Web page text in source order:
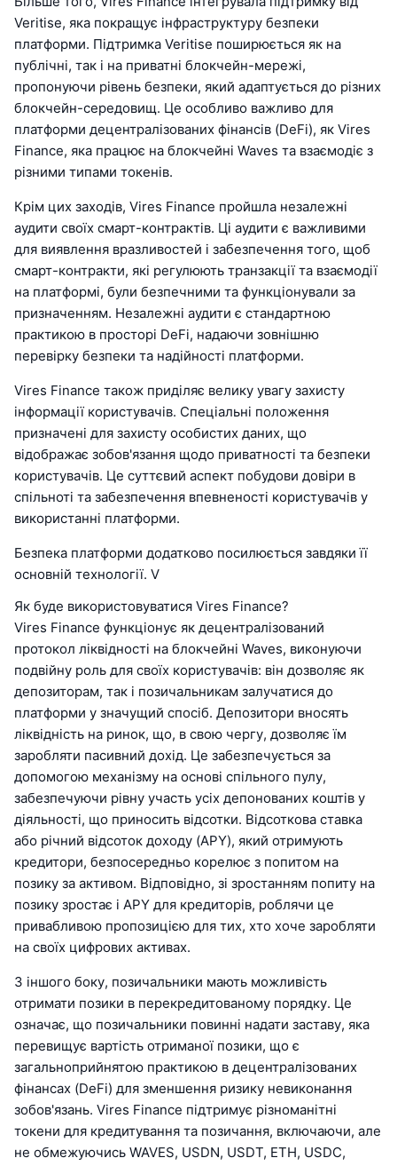
Veritise, яка покращує інфраструктуру безпеки
платформи. Підтримка Veritise поширюється як на
публічні, так і на приватні блокчейн-мережі,
пропонуючи рівень безпеки, який адаптується до різних
блокчейн-середовищ. Це особливо важливо для
платформи децентралізованих фінансів (DeFi), як Vires
Finance, яка працює на блокчейні Waves та взаємодіє з
різними типами токенів.
Крім цих заходів, Vires Finance пройшла незалежні
аудити своїх смарт-контрактів. Ці аудити є важливими
для виявлення вразливостей і забезпечення того, щоб
смарт-контракти, які регулюють транзакції та взаємодії
на платформі, були безпечними та функціонували за
призначенням. Незалежні аудити є стандартною
практикою в просторі DeFi, надаючи зовнішню
перевірку безпеки та надійності платформи.
Vires Finance також приділяє велику увагу захисту
інформації користувачів. Спеціальні положення
призначені для захисту особистих даних, що
відображає зобов'язання щодо приватності та безпеки
користувачів. Це суттєвий аспект побудови довіри в
спільноті та забезпечення впевненості користувачів у
використанні платформи.
Безпека платформи додатково посилюється завдяки її
основній технології. V
Як буде використовуватися Vires Finance?
Vires Finance функціонує як децентралізований
протокол ліквідності на блокчейні Waves, виконуючи
подвійну роль для своїх користувачів: він дозволяє як
депозиторам, так і позичальникам залучатися до
платформи у значущий спосіб. Депозитори вносять
ліквідність на ринок, що, в свою чергу, дозволяє їм
заробляти пасивний дохід. Це забезпечується за
допомогою механізму на основі спільного пулу,
забезпечуючи рівну участь усіх депонованих коштів у
діяльності, що приносить відсотки. Відсоткова ставка
або річний відсоток доходу (APY), який отримують
кредитори, безпосередньо корелює з попитом на
позику за активом. Відповідно, зі зростанням попиту на
позику зростає і APY для кредиторів, роблячи це
привабливою пропозицією для тих, хто хоче заробляти
на своїх цифрових активах.
З іншого боку, позичальники мають можливість
отримати позики в перекредитованому порядку. Це
означає, що позичальники повинні надати заставу, яка
перевищує вартість отриманої позики, що є
загальноприйнятою практикою в децентралізованих
фінансах (DeFi) для зменшення ризику невиконання
зобов'язань. Vires Finance підтримує різноманітні
токени для кредитування та позичання, включаючи, але
не обмежуючись WAVES, USDN, USDT, ETH, USDC,